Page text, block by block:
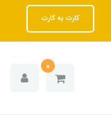
کارت به کارت
0